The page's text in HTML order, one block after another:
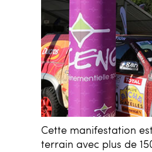
Cette manifestation
terrain avec plus de